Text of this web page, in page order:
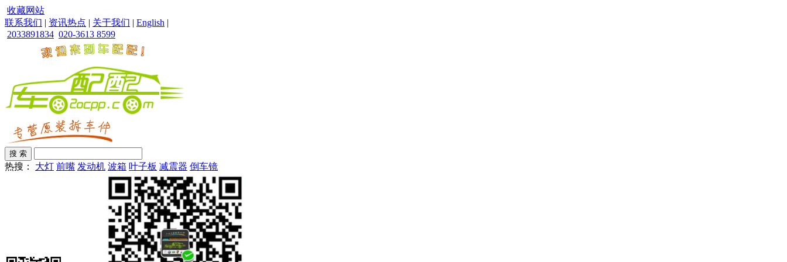
收藏网站
联系我们 | 资讯热点 | 关于我们 | English |
2033891834 020-3613 8599
热搜： 大灯 前嘴 发动机 波箱 叶子板 减震器 倒车镜